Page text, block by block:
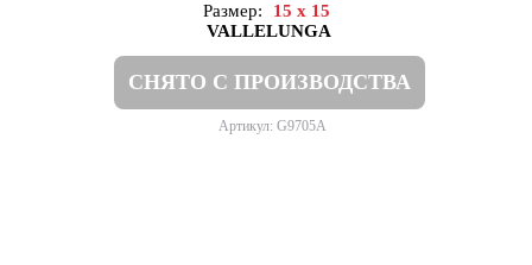
Размер:
15 x 15
VALLELUNGA
СНЯТО С ПРОИЗВОДСТВА
Артикул: G9705A